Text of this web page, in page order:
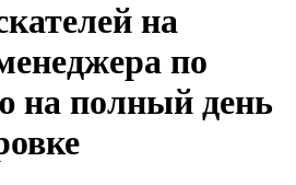
на
по
на полный день